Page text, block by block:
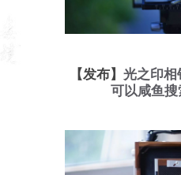
【发布】 光之印相
可以咸鱼搜